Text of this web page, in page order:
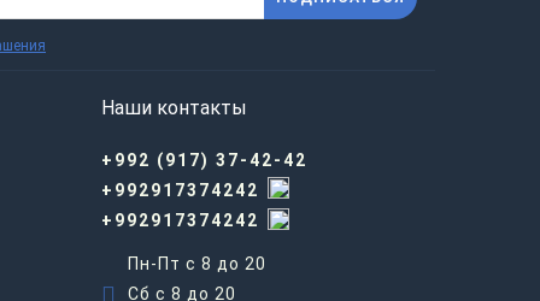
Наши контакты
+992 (917) 37-42-42
+992917374242
+992917374242
Пн-Пт с 8 до 20
Сб с 8 до 20